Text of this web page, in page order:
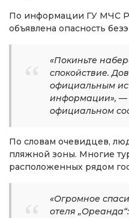
По информации ГУ МЧС
объявлена опасность
«Покиньте
спокойствие.
официальным
информации», —
официальном
По словам очевидцев,
пляжной зоны. Многие
расположенных рядом
«Огромное
отеля